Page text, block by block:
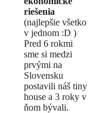
riešenia
(najlepšie všetko
v jednom :D )
Pred 6 rokmi
sme si medzi
prvými na
Slovensku
postavili náš tiny
house a 3 roky v
ňom bývali.